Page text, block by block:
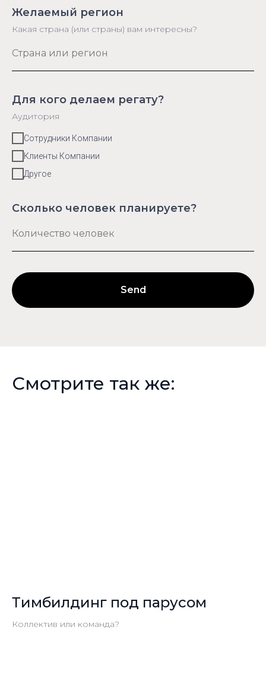
Желаемый регион
Какая страна (или страны) вам интересны?
Для кого делаем регату?
Аудитория
Сотрудники Компании
Клиенты Компании
Другое
Сколько человек планируете?
Send
Смотрите так же:
Тимбилдинг под парусом
Коллектив или команда?